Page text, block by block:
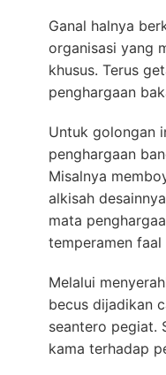
Ganal halnya
organisasi yang
khusus. Terus
penghargaan
Untuk golongan
penghargaan
Misalnya
alkisah
mata
temperamen faal
Melalui
becus dijadikan
seantero pegiat.
kama terhadap